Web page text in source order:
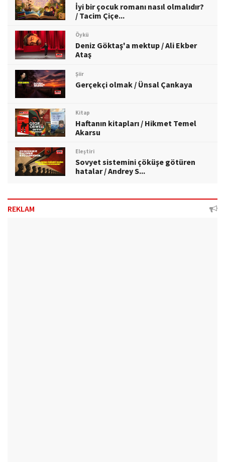
İyi bir çocuk romanı nasıl olmalıdır?
/ Tacim Çiçe...
Öykü
Deniz Göktaş'a mektup / Ali Ekber
Ataş
Şiir
Gerçekçi olmak / Ünsal Çankaya
Kitap
Haftanın kitapları / Hikmet Temel
Akarsu
Eleştiri
Sovyet sistemini çöküşe götüren
hatalar / Andrey S...
REKLAM